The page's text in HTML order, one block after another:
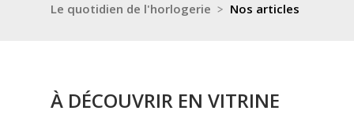
Le quotidien de l'horlogerie > Nos articles
À DÉCOUVRIR EN VITRINE